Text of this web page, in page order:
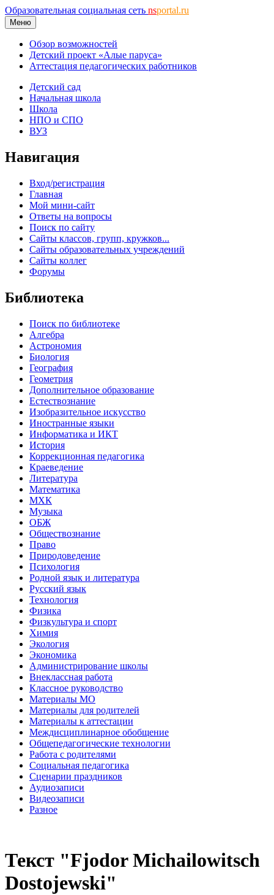
Образовательная социальная сеть nsportal.ru
Меню
Обзор возможностей
Детский проект «Алые паруса»
Аттестация педагогических работников
Детский сад
Начальная школа
Школа
НПО и СПО
ВУЗ
Навигация
Вход/регистрация
Главная
Мой мини-сайт
Ответы на вопросы
Поиск по сайту
Сайты классов, групп, кружков...
Сайты образовательных учреждений
Сайты коллег
Форумы
Библиотека
Поиск по библиотеке
Алгебра
Астрономия
Биология
География
Геометрия
Дополнительное образование
Естествознание
Изобразительное искусство
Иностранные языки
Информатика и ИКТ
История
Коррекционная педагогика
Краеведение
Литература
Математика
МХК
Музыка
ОБЖ
Обществознание
Право
Природоведение
Психология
Родной язык и литература
Русский язык
Технология
Физика
Физкультура и спорт
Химия
Экология
Экономика
Администрирование школы
Внеклассная работа
Классное руководство
Материалы МО
Материалы для родителей
Материалы к аттестации
Междисциплинарное обобщение
Общепедагогические технологии
Работа с родителями
Социальная педагогика
Сценарии праздников
Аудиозаписи
Видеозаписи
Разное
Текст "Fjodor Michailowitsch
Dostojewski"